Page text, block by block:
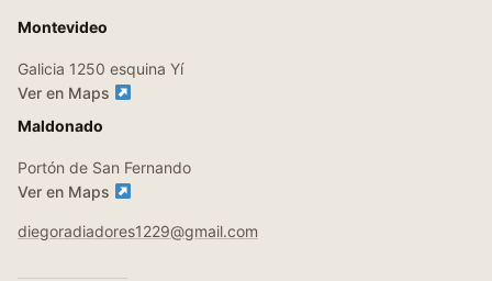
Montevideo
Galicia 1250 esquina Yí
Ver en Maps
Maldonado
Portón de San Fernando
Ver en Maps
diegoradiadores1229@gmail.com